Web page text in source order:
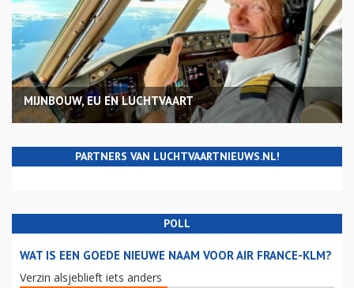
MIJNBOUW, EU EN LUCHTVAART
PARTNERS VAN LUCHTVAARTNIEUWS.NL!
POLL
WAT IS EEN GOEDE NIEUWE NAAM VOOR AIR FRANCE-KLM?
Verzin alsjeblieft iets anders